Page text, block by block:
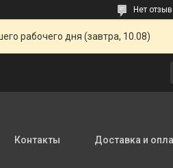
Нет
рабочего дня (завтра, 10.08)
Контакты Доставка и